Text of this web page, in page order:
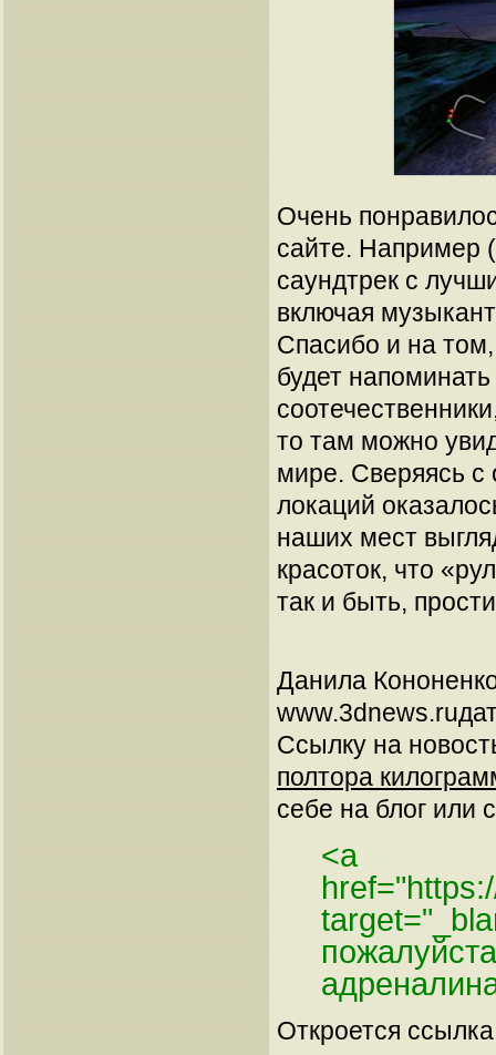
Очень
сайте. Например
саундтрек с
включая
Спасибо и на том,
будет
то там можно
мире. Сверяясь с
локаций
наших мест
красоток, что
так и быть,
Данила
Ссылку на
полтора
себе на блог или
<a
Откроется